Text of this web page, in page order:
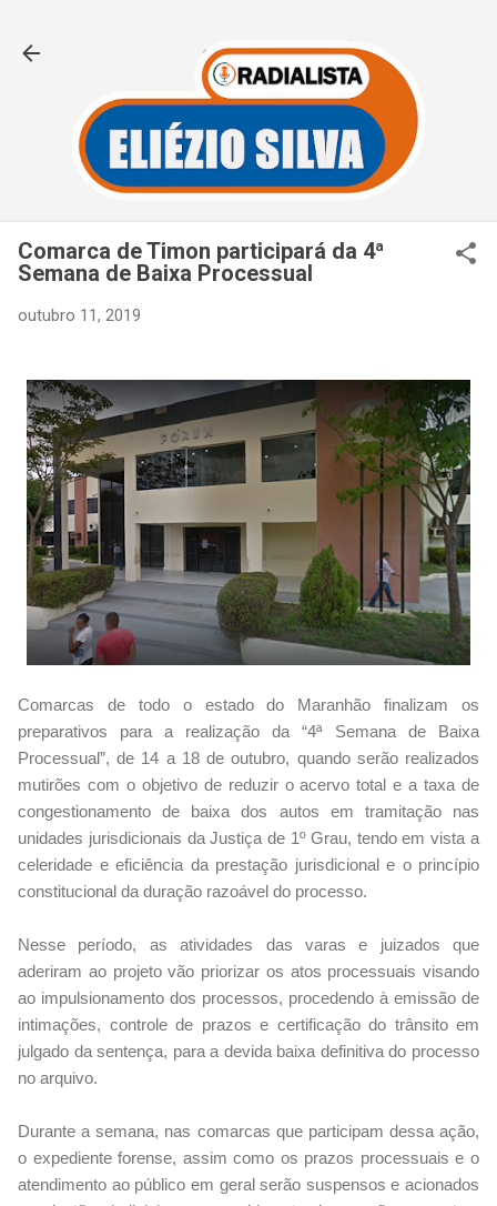
Comarca de Timon participará da 4ª
Semana de Baixa Processual
outubro 11, 2019
Comarcas de todo o estado do Maranhão finalizam os
preparativos para a realização da “4ª Semana de Baixa
Processual”, de 14 a 18 de outubro, quando serão realizados
mutirões com o objetivo de reduzir o acervo total e a taxa de
congestionamento de baixa dos autos em tramitação nas
unidades jurisdicionais da Justiça de 1º Grau, tendo em vista a
celeridade e eficiência da prestação jurisdicional e o princípio
constitucional da duração razoável do processo.
Nesse período, as atividades das varas e juizados que
aderiram ao projeto vão priorizar os atos processuais visando
ao impulsionamento dos processos, procedendo à emissão de
intimações, controle de prazos e certificação do trânsito em
julgado da sentença, para a devida baixa definitiva do processo
no arquivo.
Durante a semana, nas comarcas que participam dessa ação,
o expediente forense, assim como os prazos processuais e o
atendimento ao público em geral serão suspensos e acionados